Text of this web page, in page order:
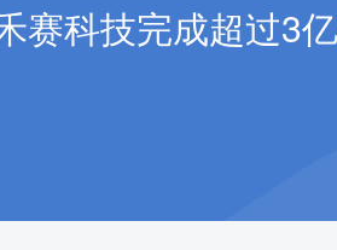
赛科技完成超过3